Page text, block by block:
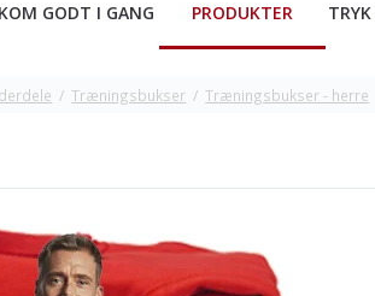
KOM GODT I GANG PRODUKTER
/ Træningsbukser / Træningsbukser - herre